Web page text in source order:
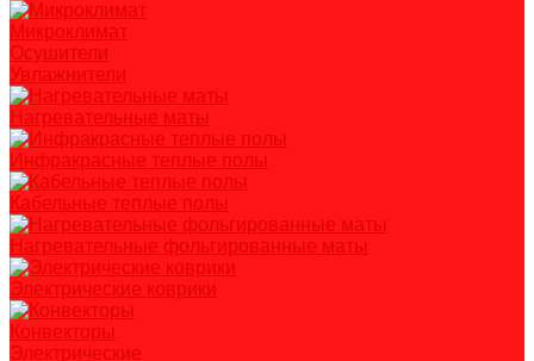
Микроклимат
Осушители
Увлажнители
Нагревательные маты
Инфракрасные теплые полы
Кабельные теплые полы
Нагревательные фольгированные маты
Электрические коврики
Конвекторы
Электрические